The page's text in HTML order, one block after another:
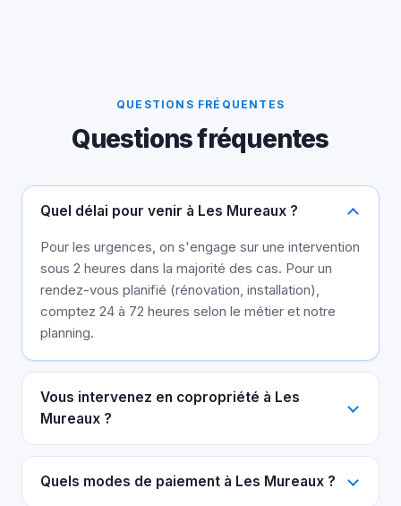
QUESTIONS FRÉQUENTES
Questions fréquentes
Quel délai pour venir à Les Mureaux ?
Pour les urgences, on s'engage sur une intervention
sous 2 heures dans la majorité des cas. Pour un
rendez-vous planifié (rénovation, installation),
comptez 24 à 72 heures selon le métier et notre
planning.
Vous intervenez en copropriété à Les
Mureaux ?
Quels modes de paiement à Les Mureaux ?